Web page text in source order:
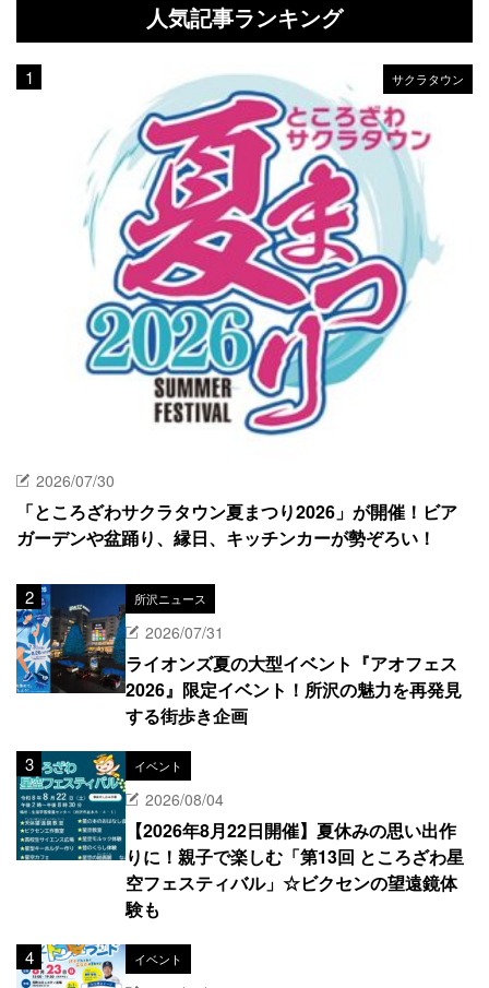
人気記事ランキング
サクラタウン
2026/07/30
「ところざわサクラタウン夏まつり2026」が開催！ビア
ガーデンや盆踊り、縁日、キッチンカーが勢ぞろい！
所沢ニュース
2026/07/31
ライオンズ夏の大型イベント『アオフェス
2026』限定イベント！所沢の魅力を再発見
する街歩き企画
イベント
2026/08/04
【2026年8月22日開催】夏休みの思い出作
りに！親子で楽しむ「第13回 ところざわ星
空フェスティバル」☆ビクセンの望遠鏡体
験も
イベント